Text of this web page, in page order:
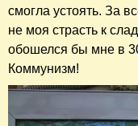
смогла устоять. За
не моя страсть к
обошелся бы мне в
Коммунизм!